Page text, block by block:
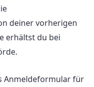
deiner vorherigen
erhältst du bei
Anmeldeformular für